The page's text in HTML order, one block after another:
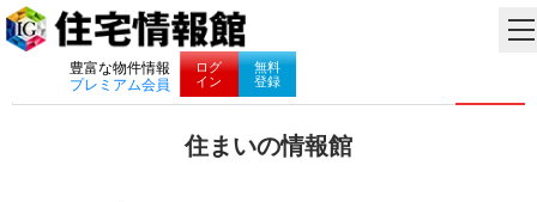
豊富な物件情報
プレミアム会員
ログ
イン
無料
登録
ナビゲーション
住まいの情報館